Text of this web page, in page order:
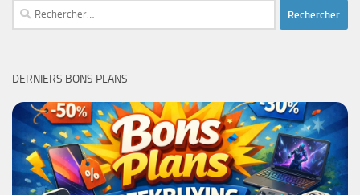
Rechercher :
DERNIERS BONS PLANS